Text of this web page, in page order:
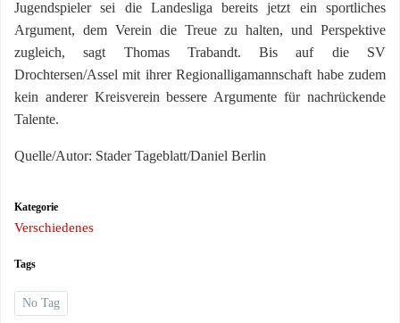
Jugendspieler sei die Landesliga bereits jetzt ein sportliches
Argument, dem Verein die Treue zu halten, und Perspektive
zugleich, sagt Thomas Trabandt. Bis auf die SV
Drochtersen/Assel mit ihrer Regionalligamannschaft habe zudem
kein anderer Kreisverein bessere Argumente für nachrückende
Talente.
Quelle/Autor: Stader Tageblatt/Daniel Berlin
Kategorie
Verschiedenes
Tags
No Tag